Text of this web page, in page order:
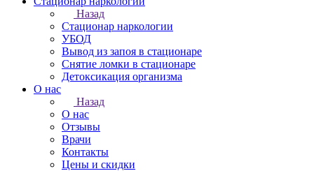
Назад
Стационар наркологии
УБОД
Вывод из запоя в стационаре
Снятие ломки в стационаре
Детоксикация организма
О нас
Назад
О нас
Отзывы
Врачи
Контакты
Цены и скидки